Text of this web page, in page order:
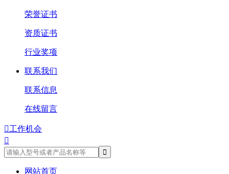
荣誉证书
资质证书
行业奖项
联系我们
联系信息
在线留言
工作机会

网站首页